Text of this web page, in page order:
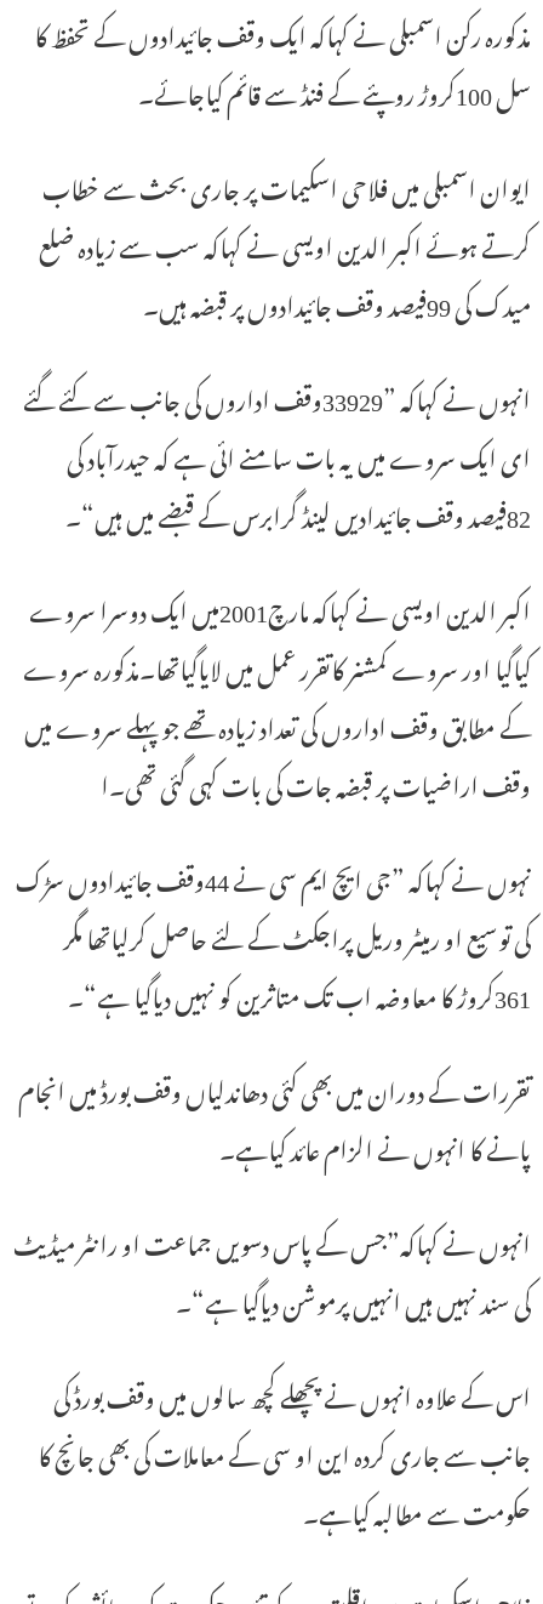
مذکورہ رکن اسمبلی نے کہاکہ ایک وقف جائیدادوں کے تحفظ کا
سل 100کروڑ روپئے کے فنڈ سے قائم کیاجائے۔
ایوان اسمبلی میں فلاحی اسکیمات پر جاری بحث سے خطاب
کرتے ہوئے اکبر الدین اویسی نے کہاکہ سب سے زیادہ ضلع
میدک کی 99فیصد وقف جائیدادوں پر قبضہ ہیں۔
انہوں نے کہاکہ ”33929وقف اداروں کی جانب سے کئے گئے
ای ایک سروے میں یہ بات سامنے ائی ہے کہ حیدرآباد کی
82فیصد وقف جائیدادیں لینڈ گرابرس کے قبضے میں ہیں“۔
اکبر الدین اویسی نے کہاکہ مارچ2001میں ایک دوسرا سروے
کیاگیا اور سروے کمشنر کاتقرر عمل میں لایاگیاتھا۔مذکورہ سروے
کے مطابق وقف اداروں کی تعداد زیادہ تھے جو پہلے سروے میں
وقف اراضیات پر قبضہ جات کی بات کہی گئی تھی۔ا
نہوں نے کہاکہ ”جی ایچ ایم سی نے 44وقف جائیدادوں سڑک
کی توسیع او رمیٹر وریل پراجکٹ کے لئے حاصل کرلیاتھا مگر
361کروڑ کا معاوضہ اب تک متاثرین کو نہیں دیاگیا ہے“۔
تقررات کے دوران میں بھی کئی دھاندلیاں وقف بورڈ میں انجام
پانے کا انہوں نے الزام عائد کیاہے۔
انہوں نے کہاکہ”جس کے پاس دسویں جماعت او رانٹر میڈیٹ
کی سند نہیں ہیں انہیں پرموشن دیاگیا ہے“۔
اس کے علاوہ انہوں نے پچھلے کچھ سالوں میں وقف بورڈ کی
جانب سے جاری کردہ این او سی کے معاملات کی بھی جانچ کا
حکومت سے مطالبہ کیاہے۔